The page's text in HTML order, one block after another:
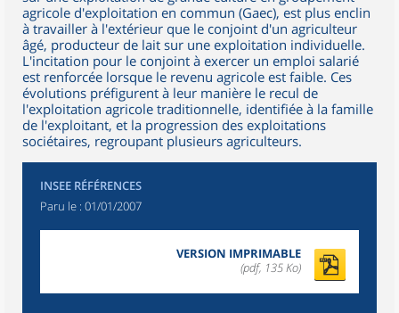
agricole d'exploitation en commun (Gaec), est plus enclin
à travailler à l'extérieur que le conjoint d'un agriculteur
âgé, producteur de lait sur une exploitation individuelle.
L'incitation pour le conjoint à exercer un emploi salarié
est renforcée lorsque le revenu agricole est faible. Ces
évolutions préfigurent à leur manière le recul de
l'exploitation agricole traditionnelle, identifiée à la famille
de l'exploitant, et la progression des exploitations
sociétaires, regroupant plusieurs agriculteurs.
INSEE RÉFÉRENCES
Paru le : 01/01/2007
VERSION IMPRIMABLE
(pdf, 135 Ko)